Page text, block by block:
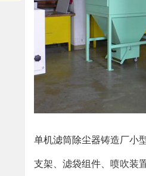
单机滤筒除尘器铸造厂小
支架、滤袋组件、喷吹装